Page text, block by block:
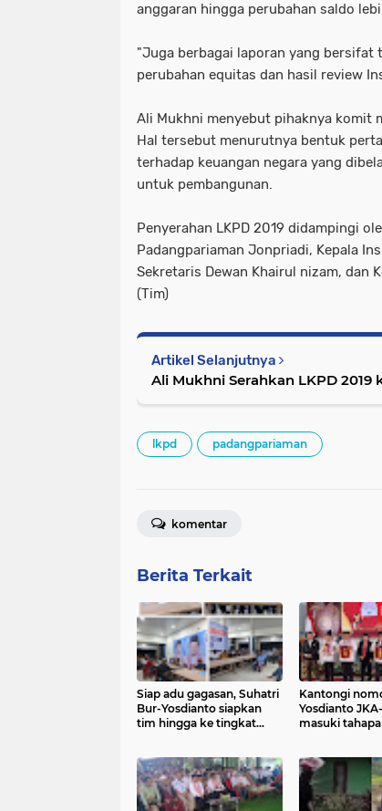
anggaran hingga perubahan saldo
"Juga berbagai laporan yang bersifat
perubahan equitas dan hasil review
Ali Mukhni menyebut pihaknya komit
Hal tersebut menurutnya bentuk
terhadap keuangan negara yang
untuk pembangunan.
Penyerahan LKPD 2019 didampingi
Padangpariaman Jonpriadi, Kepala
Sekretaris Dewan Khairul nizam, dan
(Tim)
Artikel Selanjutnya
Ali Mukhni Serahkan LKPD 2019
lkpd padangpariaman
komentar
Berita Terkait
Siap adu gagasan, Suhatri
Bur-Yosdianto siapkan
tim hingga ke tingkat
Kantongi
Yosdianto
masuki